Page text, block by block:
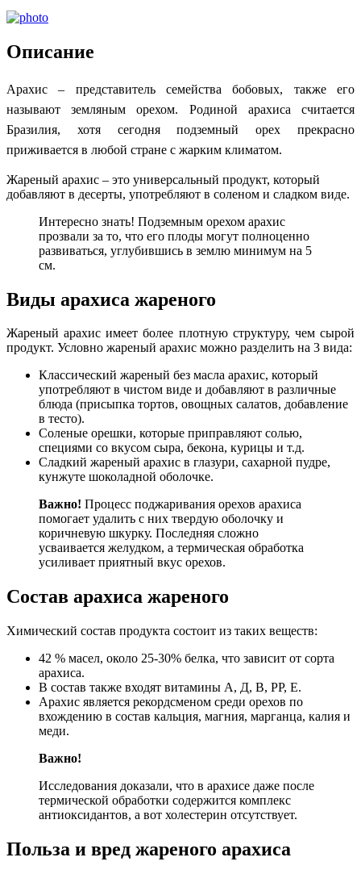
Описание
Арахис – представитель семейства бобовых, также его
называют земляным орехом. Родиной арахиса считается
Бразилия, хотя сегодня подземный орех прекрасно
приживается в любой стране с жарким климатом.
Жареный арахис – это универсальный продукт, который
добавляют в десерты, употребляют в соленом и сладком виде.
Интересно знать! Подземным орехом арахис
прозвали за то, что его плоды могут полноценно
развиваться, углубившись в землю минимум на 5
см.
Виды арахиса жареного
Жареный арахис имеет более плотную структуру, чем сырой
продукт. Условно жареный арахис можно разделить на 3 вида:
Классический жареный без масла арахис, который
употребляют в чистом виде и добавляют в различные
блюда (присыпка тортов, овощных салатов, добавление
в тесто).
Соленые орешки, которые приправляют солью,
специями со вкусом сыра, бекона, курицы и т.д.
Сладкий жареный арахис в глазури, сахарной пудре,
кунжуте шоколадной оболочке.
Важно! Процесс поджаривания орехов арахиса
помогает удалить с них твердую оболочку и
коричневую шкурку. Последняя сложно
усваивается желудком, а термическая обработка
усиливает приятный вкус орехов.
Состав арахиса жареного
Химический состав продукта состоит из таких веществ:
42 % масел, около 25-30% белка, что зависит от сорта
арахиса.
В состав также входят витамины А, Д, В, РР, Е.
Арахис является рекордсменом среди орехов по
вхождению в состав кальция, магния, марганца, калия и
меди.
Важно!
Исследования доказали, что в арахисе даже после
термической обработки содержится комплекс
антиоксидантов, а вот холестерин отсутствует.
Польза и вред жареного арахиса